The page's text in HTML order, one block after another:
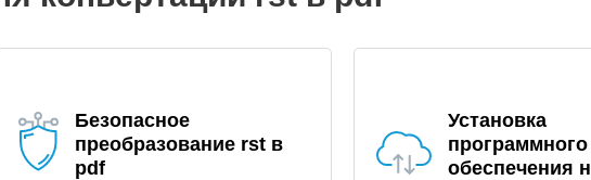
Безопасное
преобразование rst в
pdf
Установка
программного
обеспечения